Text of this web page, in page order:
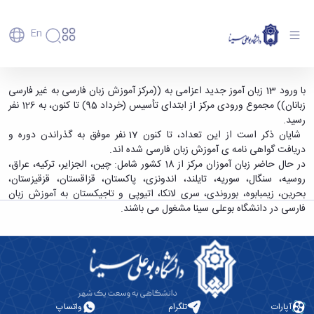
En
دانشگاه
تاریخچه
معرفی
برنامه
راهبردی
دانشگاه
نقشه
دانشگاه
ساختار
سازمانی
معاونت
آموزش
پذیرش
کارشناسی
تحصیلات
تکمیلی
پسا
دکترا
استعدادهای
درخشان
دانشجویان
غیرایرانی
حمایت‌های
تحصیلی
پژوهش
فناوری و
کارآفرینی
دفتر
ارتباط
با
صنعت
پردیس
علم
دانشکده‌ها
پردیس
اصلی
مهندسی
کشاورزی
شیمی
و
علوم
علوم
معماری
رفاهی
رفاهی
پرسنل
اداره
رفاه
کارکنان
مهمانسرای
رفاهی
اعضای
هیأت
علمی
کارکنان
دانشجویان
فارغ
فوق
علمی
پیشخوان
ورود 13 زبان آموز جدید به ((مرکز آموزش زبان
فارسی به غیر فارسی زبانان)) دانشگاه - دانشگاه
بوعلی سینا همدان
با ورود 13 زبان آموز جدید اعزامی به ((مرکز آموزش زبان فارسی به غیر فارسی
زبانان)) مجموع ورودی مرکز از ابتدای تأسیس (خرداد 95) تا کنون، به 126 نفر
رسید.
شایان ذکر است از این تعداد، تا کنون 17 نفر موفق به گذراندن دوره و
دریافت گواهی نامه ی آموزش زبان فارسی شده اند.
در حال حاضر زبان آموزان مرکز از 18 کشور شامل: چین، الجزایر، ترکیه، عراق،
روسیه، سنگال، سوریه، تایلند، اندونزی، پاکستان، قزاقستان، قزقیزستان،
بحرین، زیمبابوه، بوروندی، سری لانکا، اتیوپی و تاجیکستان به آموزش زبان
فارسی در دانشگاه بوعلی سینا مشغول می باشند.
آپارات تلگرام واتساپ